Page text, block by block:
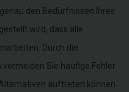
den Bedürfnissen Ihres
wird, dass alle
Durch die
Sie häufige Fehler
auftreten können.